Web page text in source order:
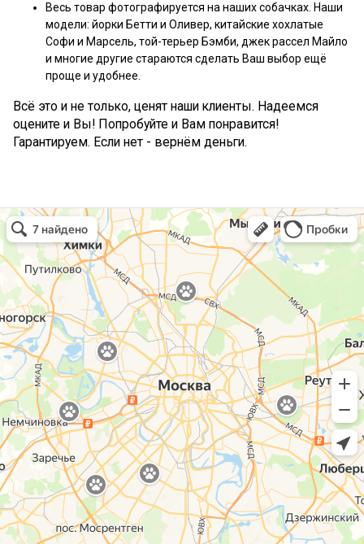
Весь товар фотографируется на наших собачках. Наши
модели: йорки Бетти и Оливер, китайские хохлатые
Софи и Марсель, той-терьер Бэмби, джек рассел Майло
и многие другие стараются сделать Ваш выбор ещё
проще и удобнее.
Всё это и не только, ценят наши клиенты. Надеемся
оцените и Вы! Попробуйте и Вам понравится!
Гарантируем. Если нет - вернём деньги.